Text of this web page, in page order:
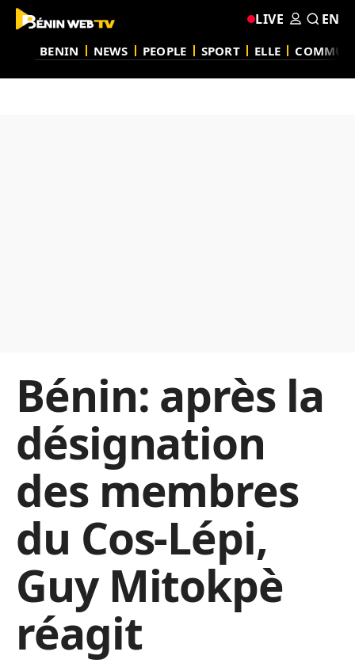
BENIN NEWS PEOPLE SPORT ELLE
LIVE EN
Bénin: après la
désignation
des membres
du Cos-Lépi,
Guy Mitokpè
réagit